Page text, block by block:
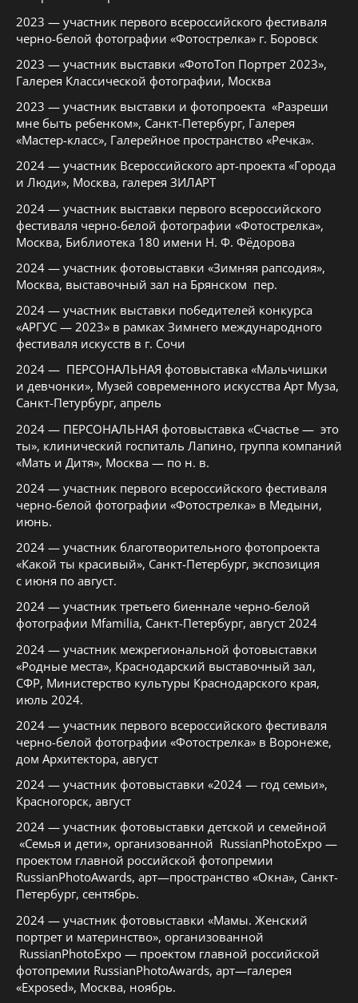
2023 — участник первого всероссийского фестиваля
черно-белой фотографии «Фотострелка» г. Боровск
2023 — участник выставки «ФотоТоп Портрет 2023»,
Галерея Классической фотографии, Москва
2023 — участник выставки и фотопроекта «Разреши
мне быть ребенком», Санкт-Петербург, Галерея
«Мастер-класс», Галерейное пространство «Речка».
2024 — участник Всероссийского арт-проекта «Города
и Люди», Москва, галерея ЗИЛАРТ
2024 — участник выставки первого всероссийского
фестиваля черно-белой фотографии «Фотострелка»,
Москва, Библиотека 180 имени Н. Ф. Фёдорова
2024 — участник фотовыставки «Зимняя рапсодия»,
Москва, выставочный зал на Брянском пер.
2024 — участник выставки победителей конкурса
«АРГУС — 2023» в рамках Зимнего международного
фестиваля искусств в г. Сочи
2024 — ПЕРСОНАЛЬНАЯ фотовыставка «Мальчишки
и девчонки», Музей современного искусства Арт Муза,
Санкт-Петурбург, апрель
2024 — ПЕРСОНАЛЬНАЯ фотовыставка «Счастье — это
ты», клинический госпиталь Лапино, группа компаний
«Мать и Дитя», Москва — по н. в.
2024 — участник первого всероссийского фестиваля
черно-белой фотографии «Фотострелка» в Медыни,
июнь.
2024 — участник благотворительного фотопроекта
«Какой ты красивый», Санкт-Петербург, экспозиция
с июня по август.
2024 — участник третьего биеннале черно-белой
фотографии Mfamilia, Санкт-Петербург, август 2024
2024 — участник межрегиональной фотовыставки
«Родные места», Краснодарский выставочный зал,
СФР, Министерство культуры Краснодарского края,
июль 2024.
2024 — участник первого всероссийского фестиваля
черно-белой фотографии «Фотострелка» в Воронеже,
дом Архитектора, август
2024 — участник фотовыставки «2024 — год семьи»,
Красногорск, август
2024 — участник фотовыставки детской и семейной
«Семья и дети», организованной RussianPhotoExpo —
проектом главной российской фотопремии
RussianPhotoAwards, арт—пространство «Окна», Санкт-
Петербург, сентябрь.
2024 — участник фотовыставки «Мамы. Женский
портрет и материнство», организованной
RussianPhotoExpo — проектом главной российской
фотопремии RussianPhotoAwards, арт—галерея
«Exposed», Москва, ноябрь.